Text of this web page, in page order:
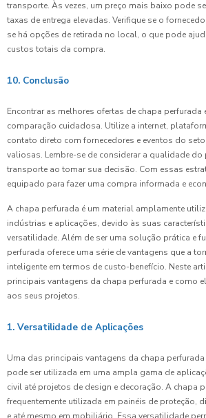
transporte. Às vezes, um preço mais baixo pode
taxas de entrega elevadas. Verifique se o
se há opções de retirada no local, o que pode
custos totais da compra.
10. Conclusão
Encontrar as melhores ofertas de chapa perfurada
comparação cuidadosa. Utilize a internet,
contato direto com fornecedores e eventos do
valiosas. Lembre-se de considerar a qualidade
transporte ao tomar sua decisão. Com essas
equipado para fazer uma compra informada e
A chapa perfurada é um material amplamente
indústrias e aplicações, devido às suas
versatilidade. Além de ser uma solução prática e
perfurada oferece uma série de vantagens que a
inteligente em termos de custo-benefício. Neste
principais vantagens da chapa perfurada e como
aos seus projetos.
1. Versatilidade de Aplicações
Uma das principais vantagens da chapa
pode ser utilizada em uma ampla gama de
civil até projetos de design e decoração. A chapa
frequentemente utilizada em painéis de proteção,